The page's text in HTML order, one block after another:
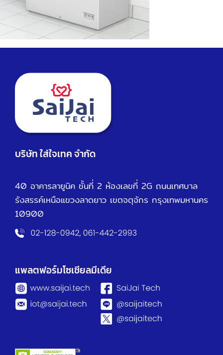
บริษัท ใส่ใจเทค จำกัด
40 อาคารลายูนิค ชั้นที่ 2 ห้องเลขที่ 2G ถนนเทศบาล
รังสรรค์เหนือแขวงลาดยาว เขตจตุจักร กรุงเทพมหานคร
10900
แพลตฟอร์มโซเชียลมีเดีย